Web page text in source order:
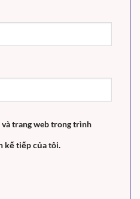
trang web trong trình
kế tiếp của tôi.